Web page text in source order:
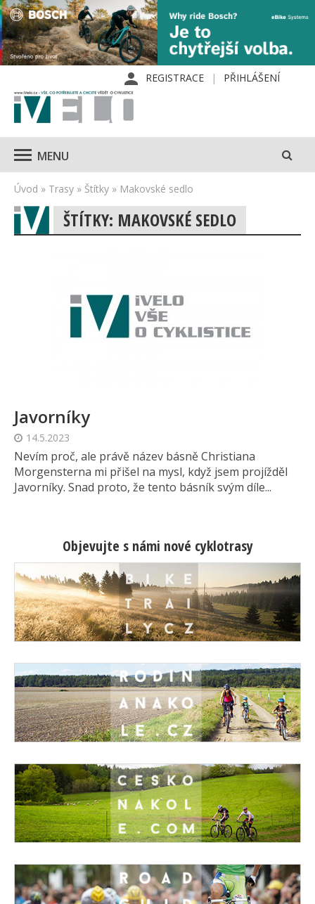
REGISTRACE PŘIHLÁŠENÍ
MENU
Úvod » Trasy » Štítky » Makovské sedlo
ŠTÍTKY: MAKOVSKÉ SEDLO
Javorníky
14.5.2023
Nevím proč, ale právě název básně Christiana
Morgensterna mi přišel na mysl, když jsem projížděl
Javorníky. Snad proto, že tento básník svým díle...
Objevujte s námi nové cyklotrasy